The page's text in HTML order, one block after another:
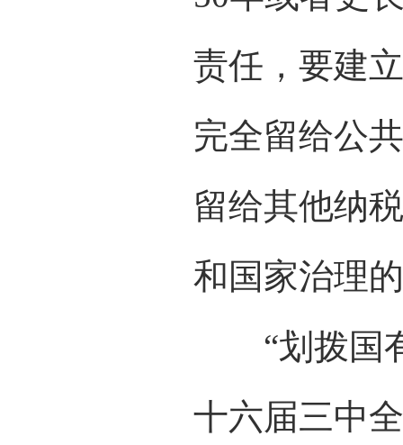
责任，要建
完全留给公
留给其他纳
和国家治理
“划拨国有
十六届三中